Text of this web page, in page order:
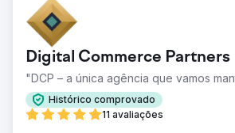
Digital Commerce Partners
"DCP – a única agência que vamos
Histórico comprovado
11 avaliações